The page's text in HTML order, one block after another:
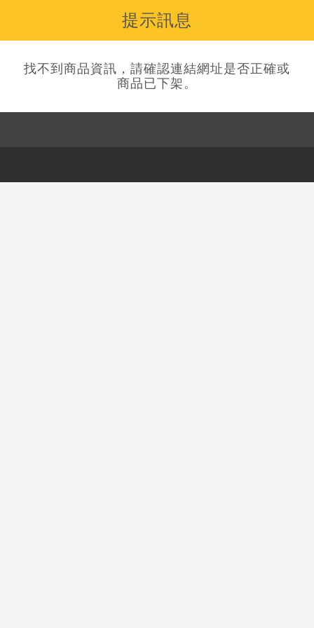
提示訊息
找不到商品資訊，請確認連結網址是否正確或
商品已下架。